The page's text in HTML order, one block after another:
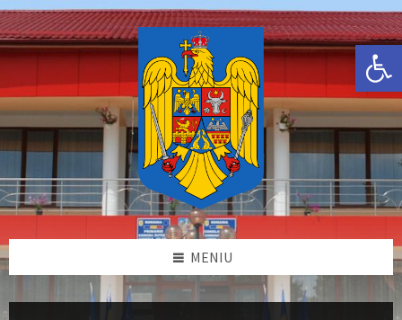
Deschide bara de unelte
Skip
to
content
Skip
to
left
sidebar
Skip
to
right
sidebar
Skip
to
footer
MENIU